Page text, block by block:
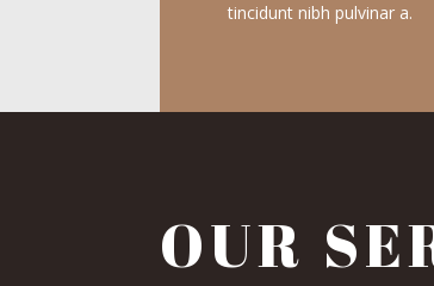
tincidunt nibh pulvinar a.
OUR